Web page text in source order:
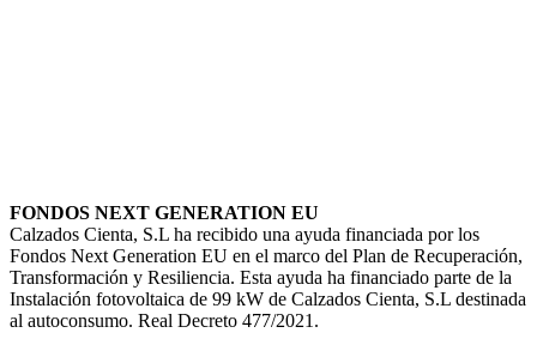
FONDOS NEXT GENERATION EU
Calzados Cienta, S.L ha recibido una ayuda financiada por los
Fondos Next Generation EU en el marco del Plan de Recuperación,
Transformación y Resiliencia. Esta ayuda ha financiado parte de la
Instalación fotovoltaica de 99 kW de Calzados Cienta, S.L destinada
al autoconsumo. Real Decreto 477/2021.